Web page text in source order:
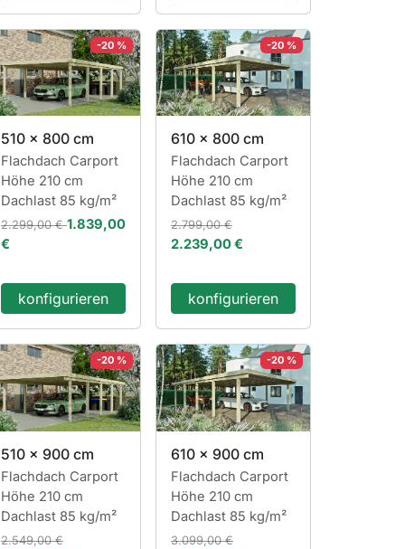
-20 %
510 x 800 cm
Flachdach Carport
Höhe 210 cm
Dachlast 85 kg/m²
2.299,00 €1.839,00
€
konfigurieren
-20 %
610 x 800 cm
Flachdach Carport
Höhe 210 cm
Dachlast 85 kg/m²
2.799,00 €
2.239,00 €
konfigurieren
-20 %
510 x 900 cm
Flachdach Carport
Höhe 210 cm
Dachlast 85 kg/m²
2.549,00 €
-20 %
610 x 900 cm
Flachdach Carport
Höhe 210 cm
Dachlast 85 kg/m²
3.099,00 €